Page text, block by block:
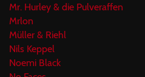
Mr. Hurley & die Pulveraffen
Mrlon
Müller & Riehl
Nils Keppel
Noemi Black